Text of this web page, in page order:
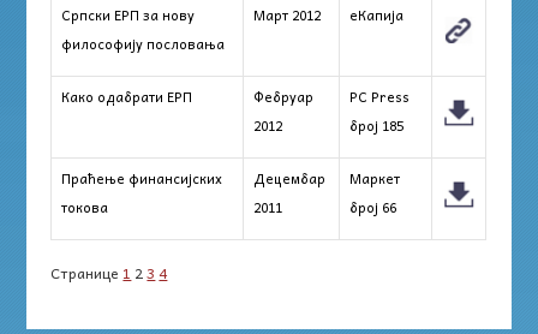
Српски ЕРП за нову
философију пословања
Март 2012 еКапија
Како одабрати ЕРП
Фебруар
2012
PC Press
број 185
Праћење финансијских
токова
Децембар
2011
Маркет
број 66
Странице 1 23 4